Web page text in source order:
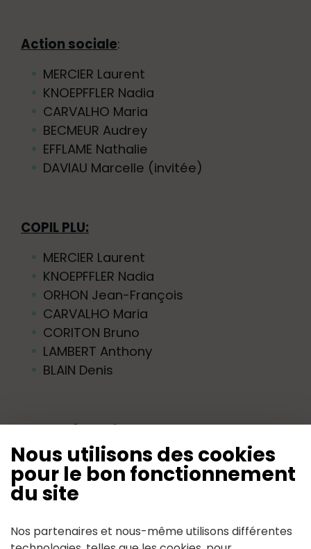
Nous utilisons des cookies
pour le bon fonctionnement
du site
Nos partenaires et nous-même utilisons différentes
Action sociale:
MERCIER Laurent
KNOEPFFLER Nadia
CARVALHO Maria
BECMEUR Audrey
EFFLAME Nathalie
DAVIAU Marcelle (invitée)
COPIL PLU:
MERCIER Laurent
KNOEPFFLER Nadia
ORHON Jean-François
CARVALHO Maria
CORITON Bruno
LAMBERT Anthony
BLAIN Denis
COPIL pôle enfance:
MERCIER Laurent
KNOEPFFLER Nadia
ORHON Jean-François
CORITON Bruno